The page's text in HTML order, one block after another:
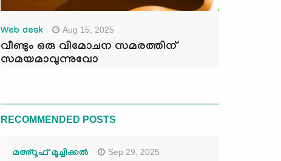
Web desk Aug 15, 2025
വീണ്ടും ഒരു വിമോചന സമരത്തിന്
സമയമാവുന്നുവോ
RECOMMENDED POSTS
മഅ്റൂഫ് മൂച്ചിക്കല്‍ Sep 29, 2025